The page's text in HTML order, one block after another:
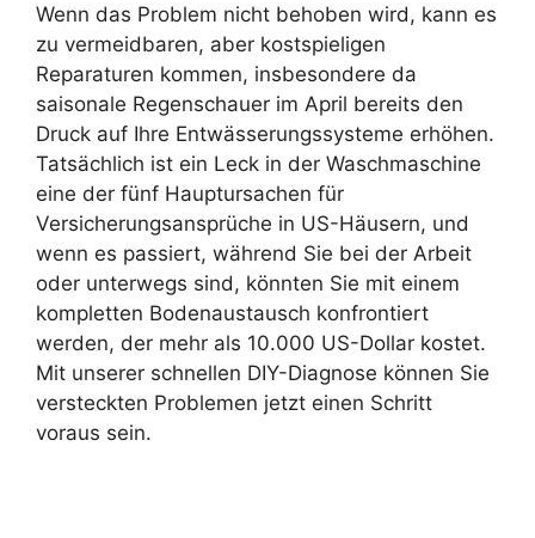
Wenn das Problem nicht behoben wird, kann es
zu vermeidbaren, aber kostspieligen
Reparaturen kommen, insbesondere da
saisonale Regenschauer im April bereits den
Druck auf Ihre Entwässerungssysteme erhöhen.
Tatsächlich ist ein Leck in der Waschmaschine
eine der fünf Hauptursachen für
Versicherungsansprüche in US-Häusern, und
wenn es passiert, während Sie bei der Arbeit
oder unterwegs sind, könnten Sie mit einem
kompletten Bodenaustausch konfrontiert
werden, der mehr als 10.000 US-Dollar kostet.
Mit unserer schnellen DIY-Diagnose können Sie
versteckten Problemen jetzt einen Schritt
voraus sein.